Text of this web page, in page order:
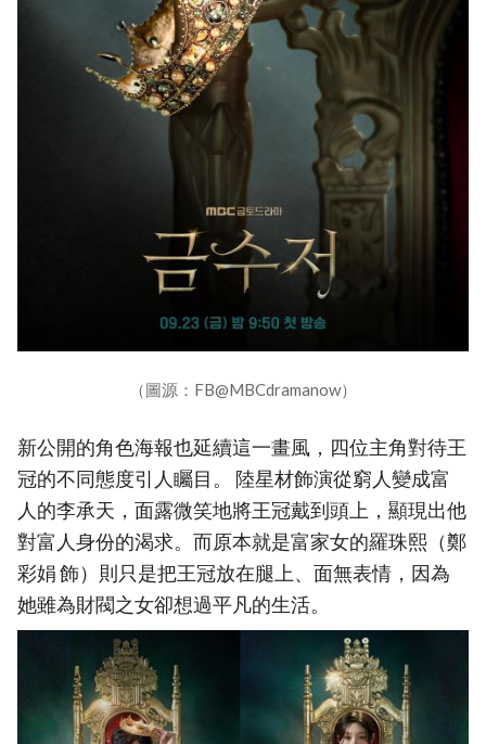
（圖源：FB@MBCdramanow）
新公開的角色海報也延續這一畫風，四位主角對待王
冠的不同態度引人矚目。 陸星材飾演從窮人變成富
人的李承天，面露微笑地將王冠戴到頭上，顯現出他
對富人身份的渴求。而原本就是富家女的羅珠熙（鄭
彩娟 飾）則只是把王冠放在腿上、面無表情，因為
她雖為財閥之女卻想過平凡的生活。